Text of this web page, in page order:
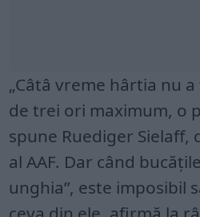
„Câtâ vreme hârtia nu
de trei ori maximum, o
spune Ruediger
al AAF. Dar când
unghia”, este imposibil